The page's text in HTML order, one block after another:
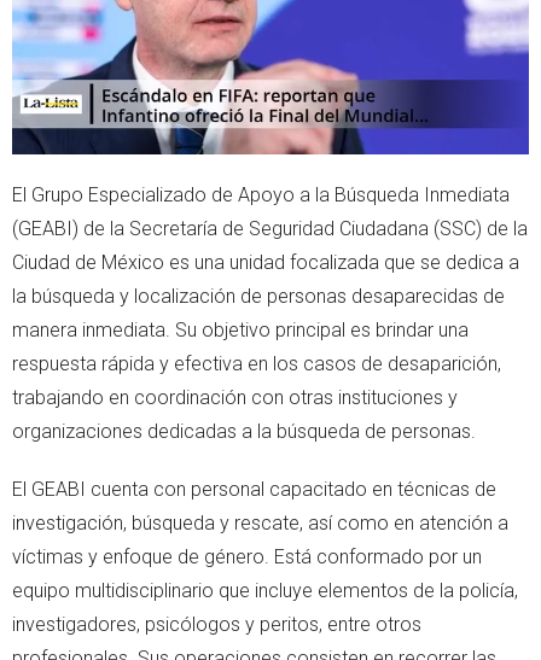
El Grupo Especializado de Apoyo a la Búsqueda Inmediata
(GEABI) de la Secretaría de Seguridad Ciudadana (SSC) de la
Ciudad de México es una unidad focalizada que se dedica a
la búsqueda y localización de personas desaparecidas de
manera inmediata. Su objetivo principal es brindar una
respuesta rápida y efectiva en los casos de desaparición,
trabajando en coordinación con otras instituciones y
organizaciones dedicadas a la búsqueda de personas.
El GEABI cuenta con personal capacitado en técnicas de
investigación, búsqueda y rescate, así como en atención a
víctimas y enfoque de género. Está conformado por un
equipo multidisciplinario que incluye elementos de la policía,
investigadores, psicólogos y peritos, entre otros